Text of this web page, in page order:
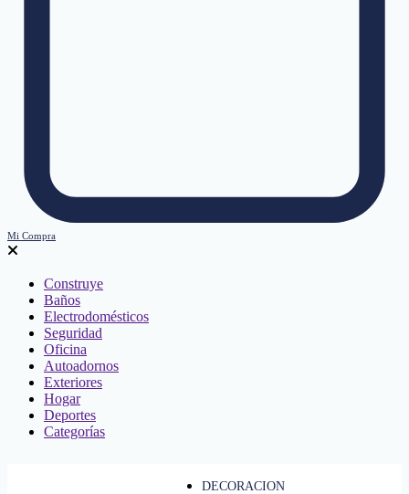
Mi Compra
Construye
Baños
Electrodomésticos
Seguridad
Oficina
Autoadornos
Exteriores
Hogar
Deportes
Categorías
DECORACION